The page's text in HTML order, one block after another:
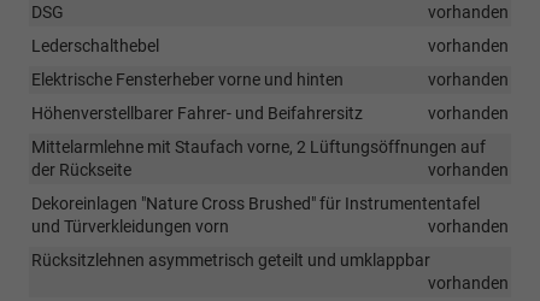
DSG
vorhanden
Lederschalthebel
vorhanden
Elektrische Fensterheber vorne und hinten
vorhanden
Höhenverstellbarer Fahrer- und Beifahrersitz
vorhanden
Mittelarmlehne mit Staufach vorne, 2 Lüftungsöffnungen auf
der Rückseite
vorhanden
Dekoreinlagen "Nature Cross Brushed" für Instrumententafel
und Türverkleidungen vorn
vorhanden
Rücksitzlehnen asymmetrisch geteilt und umklappbar
vorhanden